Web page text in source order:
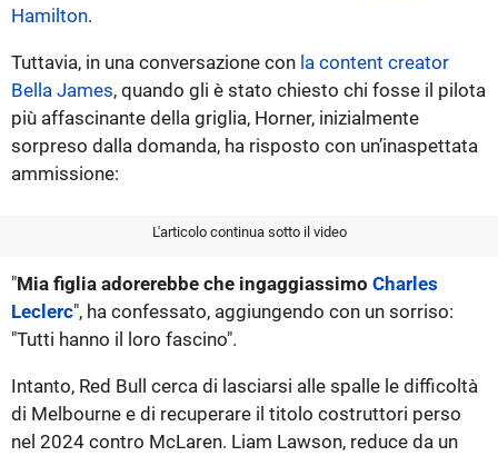
Hamilton.
Tuttavia, in una conversazione con la content creator
Bella James, quando gli è stato chiesto chi fosse il pilota
più affascinante della griglia, Horner, inizialmente
sorpreso dalla domanda, ha risposto con un’inaspettata
ammissione:
L'articolo continua sotto il video
"Mia figlia adorerebbe che ingaggiassimo Charles
Leclerc", ha confessato, aggiungendo con un sorriso:
"Tutti hanno il loro fascino".
Intanto, Red Bull cerca di lasciarsi alle spalle le difficoltà
di Melbourne e di recuperare il titolo costruttori perso
nel 2024 contro McLaren. Liam Lawson, reduce da un